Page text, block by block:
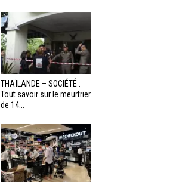
THAÏLANDE – SOCIÉTÉ :
Tout savoir sur le meurtrier
de 14...